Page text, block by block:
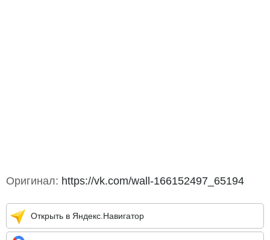
Оригинал: https://vk.com/wall-166152497_65194
Открыть в Яндекс.Навигатор